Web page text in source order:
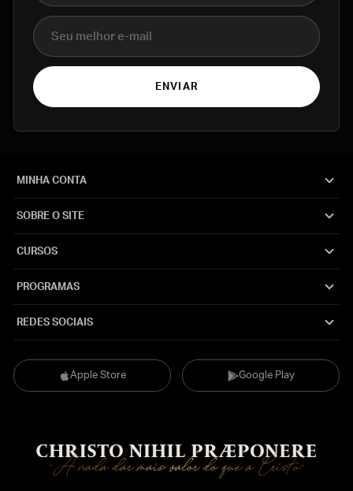
E-mail
ENVIAR
Apple Store Google Play
MINHA CONTA
SOBRE O SITE
CURSOS
PROGRAMAS
REDES SOCIAIS